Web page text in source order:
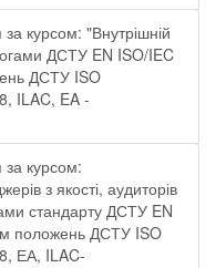
курсом: "Внутрішній
ДСТУ EN ISO/IEC
ДСТУ ISO
ILAC, EA -
за курсом:
з якості, аудиторів
стандарту ДСТУ EN
положень ДСТУ ISO
ЕА, ILAC-